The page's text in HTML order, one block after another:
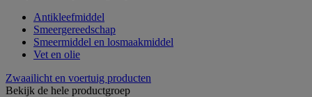
Antikleefmiddel
Smeergereedschap
Smeermiddel en losmaakmiddel
Vet en olie
Zwaailicht en voertuig producten
Bekijk de hele productgroep